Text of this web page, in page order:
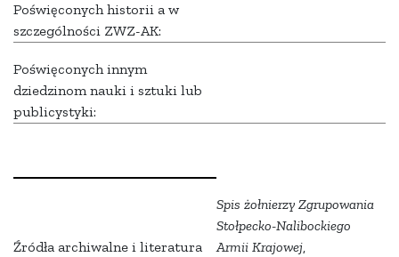
Poświęconych historii a w
szczególności ZWZ-AK:
Poświęconych innym
dziedzinom nauki i sztuki lub
publicystyki:
Źródła archiwalne i literatura
Spis żołnierzy Zgrupowania
Stołpecko-Nalibockiego
Armii Krajowej,